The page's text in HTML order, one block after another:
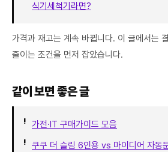
식기세척기라면?
가격과 재고는 계속 바뀝니다. 이 글에서는
줄이는 조건을 먼저 잡았습니다.
같이 보면 좋은 글
가전·IT 구매가이드 모음
쿠쿠 더 슬림 6인용 vs 마이디어 자동